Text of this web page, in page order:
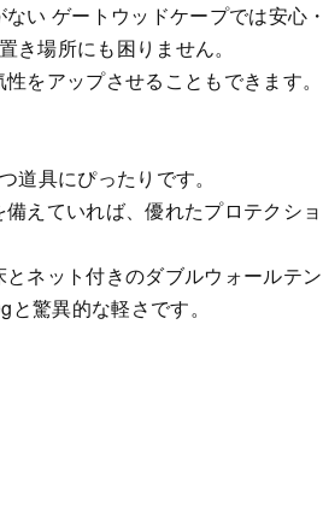
い ゲートウッドケープでは安心
き場所にも困りません。
をアップさせることもできます
具にぴったりです。
えていれば、優れたプロテクシ
ネット付きのダブルウォールテン
驚異的な軽さです。